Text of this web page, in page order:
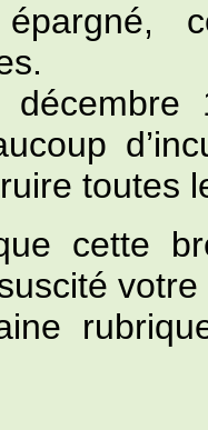
toutes
cette